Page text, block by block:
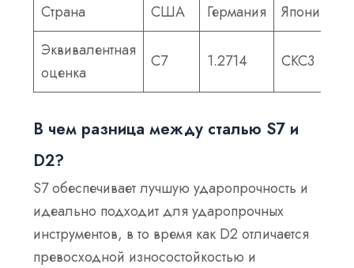
Страна США Германия Япония
Эквивалентная
оценка
С7 1.2714 СКС3
В чем разница между сталью S7 и
D2?
S7 обеспечивает лучшую ударопрочность и
идеально подходит для ударопрочных
инструментов, в то время как D2 отличается
превосходной износостойкостью и